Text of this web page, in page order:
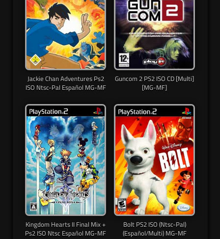
Jackie Chan Adventures Ps2
ISO Ntsc-Pal Español MG-MF
Guncom 2 PS2 ISO CD [Multi]
[MG-MF]
Kingdom Hearts II Final Mix +
Ps2 ISO Ntsc Español MG-MF
Bolt PS2 ISO (Ntsc-Pal)
(Español/Multi) MG-MF